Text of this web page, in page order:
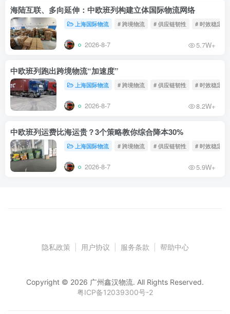
海陆互联、多向延伸：中欧班列构建立体国际物流网络
上海国际物流 # 跨境物流 # 供应链韧性 # 时效稳定
2026-8-7 5.7W+
中欧班列跑出跨境物流“加速度”
上海国际物流 # 跨境物流 # 供应链韧性 # 时效稳定
2026-8-7 8.2W+
中欧班列运费比海运贵？3个策略教你综合降本30%
上海国际物流 # 跨境物流 # 供应链韧性 # 时效稳定
2026-8-7 5.9W+
隐私政策 用户协议 服务条款 帮助中心
Copyright © 2026 广州鑫汉物流. All Rights Reserved.
粤ICP备12039300号-2